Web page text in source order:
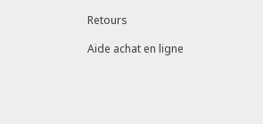
Retours
Aide achat en ligne